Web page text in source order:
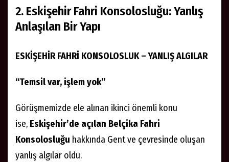
2. Eskişehir Fahri Konsolosluğu: Yanlış
Anlaşılan Bir Yapı
ESKİŞEHİR FAHRİ KONSOLOSLUK – YANLIŞ ALGILAR
“Temsil var, işlem yok”
Görüşmemizde ele alınan ikinci önemli konu
ise, Eskişehir’de açılan Belçika Fahri
Konsolosluğu hakkında Gent ve çevresinde oluşan
yanlış algılar oldu.